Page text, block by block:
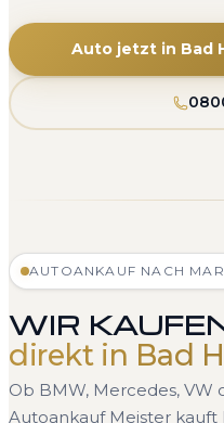
Auto jetzt in Bad
AUTOANKAUF NACH
WIR
direkt in Bad
Ob BMW, Mercedes,
Autoankauf Meister kauft